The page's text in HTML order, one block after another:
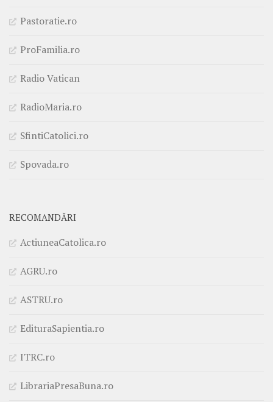
Pastoratie.ro
ProFamilia.ro
Radio Vatican
RadioMaria.ro
SfintiCatolici.ro
Spovada.ro
RECOMANDĂRI
ActiuneaCatolica.ro
AGRU.ro
ASTRU.ro
EdituraSapientia.ro
ITRC.ro
LibrariaPresaBuna.ro